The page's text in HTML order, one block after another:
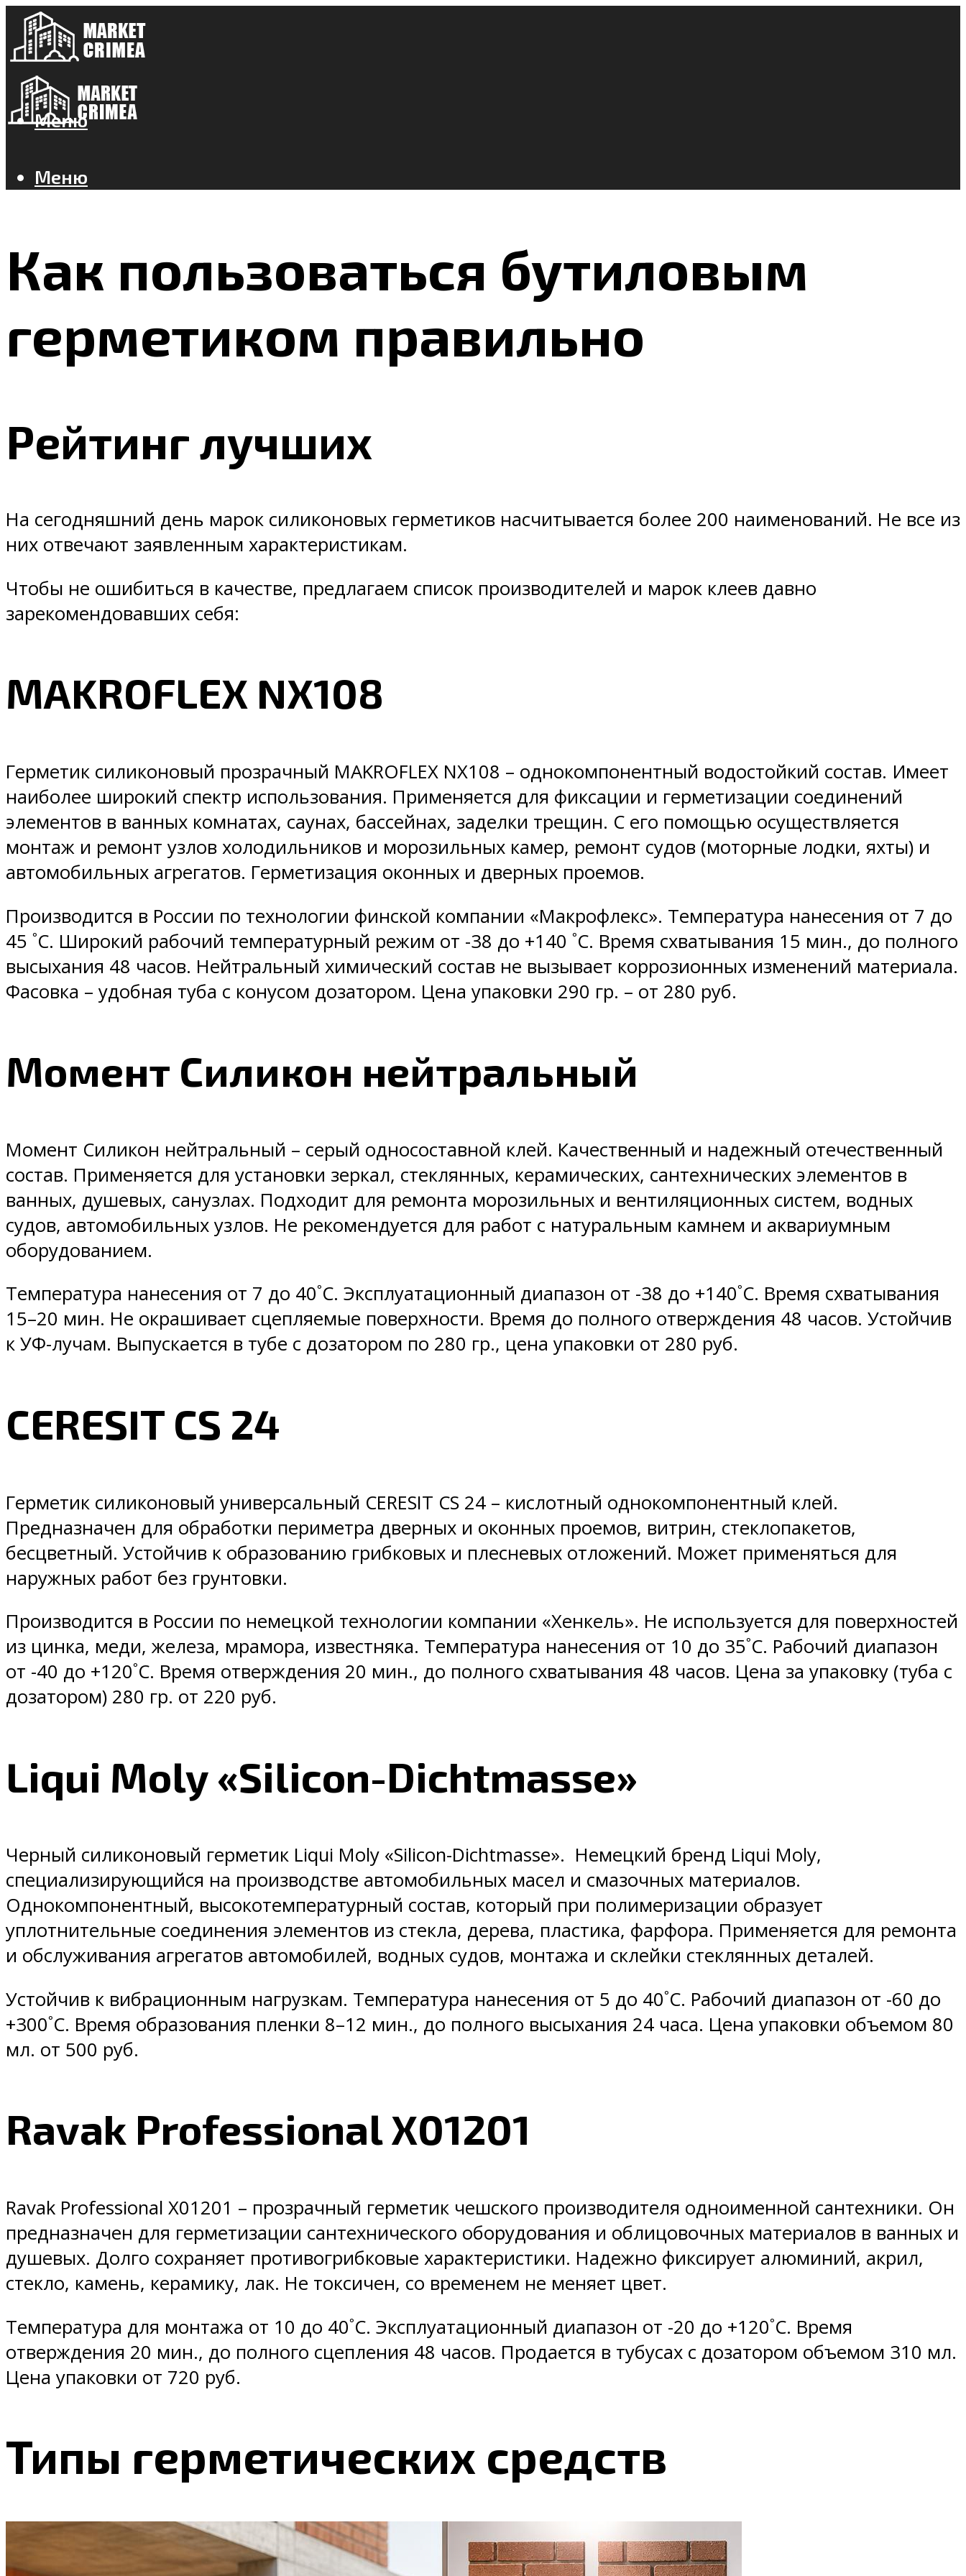
Меню
Меню
Как пользоваться бутиловым
герметиком правильно
Рейтинг лучших
На сегодняшний день марок силиконовых герметиков насчитывается более 200 наименований. Не все из
них отвечают заявленным характеристикам.
Чтобы не ошибиться в качестве, предлагаем список производителей и марок клеев давно
зарекомендовавших себя:
MAKROFLEX NX108
Герметик силиконовый прозрачный MAKROFLEX NX108 – однокомпонентный водостойкий состав. Имеет
наиболее широкий спектр использования. Применяется для фиксации и герметизации соединений
элементов в ванных комнатах, саунах, бассейнах, заделки трещин. С его помощью осуществляется
монтаж и ремонт узлов холодильников и морозильных камер, ремонт судов (моторные лодки, яхты) и
автомобильных агрегатов. Герметизация оконных и дверных проемов.
Производится в России по технологии финской компании «Макрофлекс». Температура нанесения от 7 до
45 ˚C. Широкий рабочий температурный режим от -38 до +140 ˚C. Время схватывания 15 мин., до полного
высыхания 48 часов. Нейтральный химический состав не вызывает коррозионных изменений материала.
Фасовка – удобная туба с конусом дозатором. Цена упаковки 290 гр. – от 280 руб.
Момент Силикон нейтральный
Момент Силикон нейтральный – серый односоставной клей. Качественный и надежный отечественный
состав. Применяется для установки зеркал, стеклянных, керамических, сантехнических элементов в
ванных, душевых, санузлах. Подходит для ремонта морозильных и вентиляционных систем, водных
судов, автомобильных узлов. Не рекомендуется для работ с натуральным камнем и аквариумным
оборудованием.
Температура нанесения от 7 до 40˚C. Эксплуатационный диапазон от -38 до +140˚С. Время схватывания
15–20 мин. Не окрашивает сцепляемые поверхности. Время до полного отверждения 48 часов. Устойчив
к УФ-лучам. Выпускается в тубе с дозатором по 280 гр., цена упаковки от 280 руб.
CERESIT CS 24
Герметик силиконовый универсальный CERESIT CS 24 – кислотный однокомпонентный клей.
Предназначен для обработки периметра дверных и оконных проемов, витрин, стеклопакетов,
бесцветный. Устойчив к образованию грибковых и плесневых отложений. Может применяться для
наружных работ без грунтовки.
Производится в России по немецкой технологии компании «Хенкель». Не используется для поверхностей
из цинка, меди, железа, мрамора, известняка. Температура нанесения от 10 до 35˚C. Рабочий диапазон
от -40 до +120˚C. Время отверждения 20 мин., до полного схватывания 48 часов. Цена за упаковку (туба с
дозатором) 280 гр. от 220 руб.
Liqui Moly «Silicon-Dichtmasse»
Черный силиконовый герметик Liqui Moly «Silicon-Dichtmasse». Немецкий бренд Liqui Moly,
специализирующийся на производстве автомобильных масел и смазочных материалов.
Однокомпонентный, высокотемпературный состав, который при полимеризации образует
уплотнительные соединения элементов из стекла, дерева, пластика, фарфора. Применяется для ремонта
и обслуживания агрегатов автомобилей, водных судов, монтажа и склейки стеклянных деталей.
Устойчив к вибрационным нагрузкам. Температура нанесения от 5 до 40˚C. Рабочий диапазон от -60 до
+300˚C. Время образования пленки 8–12 мин., до полного высыхания 24 часа. Цена упаковки объемом 80
мл. от 500 руб.
Ravak Professional X01201
Ravak Professional X01201 – прозрачный герметик чешского производителя одноименной сантехники. Он
предназначен для герметизации сантехнического оборудования и облицовочных материалов в ванных и
душевых. Долго сохраняет противогрибковые характеристики. Надежно фиксирует алюминий, акрил,
стекло, камень, керамику, лак. Не токсичен, со временем не меняет цвет.
Температура для монтажа от 10 до 40˚C. Эксплуатационный диапазон от -20 до +120˚C. Время
отверждения 20 мин., до полного сцепления 48 часов. Продается в тубусах с дозатором объемом 310 мл.
Цена упаковки от 720 руб.
Типы герметических средств